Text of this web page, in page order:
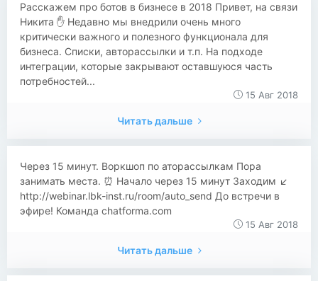
Расскажем про ботов в бизнесе в 2018 Привет, на связи
Никита ✋️ Недавно мы внедрили очень много
критически важного и полезного функционала для
бизнеса. Списки, авторассылки и т.п. На подходе
интеграции, которые закрывают оставшуюся часть
потребностей...
15 Авг 2018
Читать дальше
Через 15 минут. Воркшоп по аторассылкам Пора
занимать места. ⏰ Начало через 15 минут Заходим ↙️
http://webinar.lbk-inst.ru/room/auto_send До встречи в
эфире! Команда chatforma.com
15 Авг 2018
Читать дальше